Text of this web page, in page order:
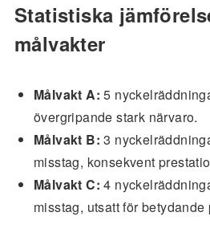
Statistiska
målvakter
Målvakt A: 5
övergripande stark närvaro.
Målvakt B: 3
misstag, konsekvent
Målvakt C: 4
misstag, utsatt för betydande